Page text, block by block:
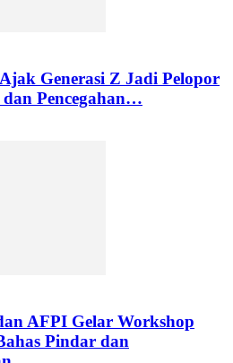
Generasi Z Jadi Pelopor
Pencegahan…
AFPI Gelar Workshop
Pindar dan